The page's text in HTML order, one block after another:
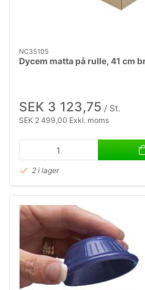
NC35105
Dycem matta på rulle, 41 cm
SEK 3 123,75 / St.
SEK 2 499,00 Exkl. moms
2 i lager